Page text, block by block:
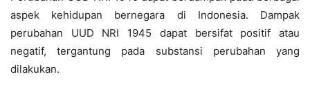
aspek kehidupan bernegara di Indonesia. Dampak
perubahan UUD NRI 1945 dapat bersifat positif atau
negatif, tergantung pada substansi perubahan yang
dilakukan.